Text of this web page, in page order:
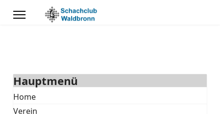
Hauptmenü
Home
Verein